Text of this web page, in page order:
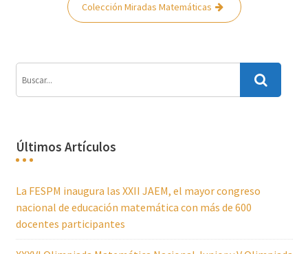
Colección Miradas Matemáticas
Últimos Artículos
La FESPM inaugura las XXII JAEM, el mayor congreso
nacional de educación matemática con más de 600
docentes participantes